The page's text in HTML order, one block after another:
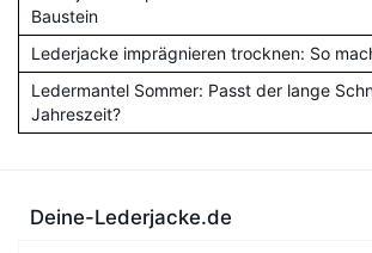
Baustein
Lederjacke imprägnieren trocknen: So
Ledermantel Sommer: Passt der lange
Jahreszeit?
Deine-Lederjacke.de